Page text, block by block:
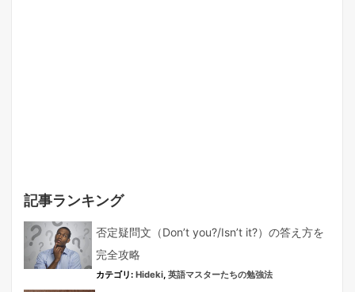
記事ランキング
否定疑問文（Don’t you?/Isn’t it?）の答え方を
完全攻略
カテゴリ: Hideki, 英語マスターたちの勉強法